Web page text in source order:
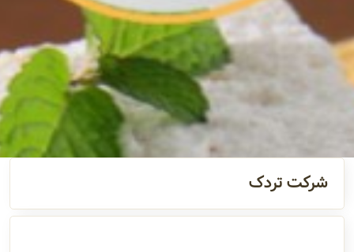
اطلاعات
تماس
مدیران و
مسئولین
گالری
شرکت تردک